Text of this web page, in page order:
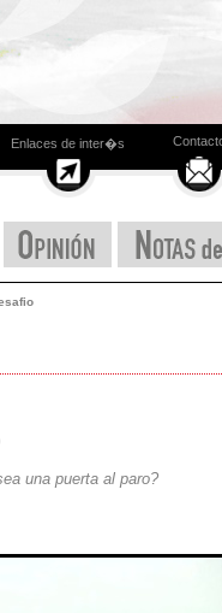
Enlaces de inter�s
una puerta al paro?